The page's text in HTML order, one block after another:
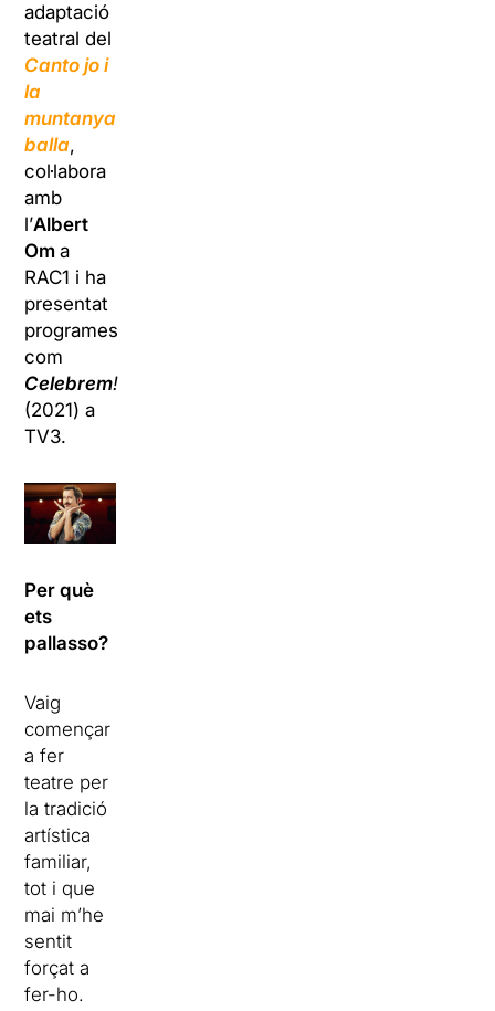
adaptació
teatral del
Canto jo i
la
muntanya
balla,
col·labora
amb
l’Albert
Oma
RAC1 i ha
presentat
programes
com
Celebrem!
(2021) a
TV3.
Per què
ets
pallasso?
Vaig
començar
a fer
teatre per
la tradició
artística
familiar,
tot i que
mai m’he
sentit
forçat a
fer-ho.